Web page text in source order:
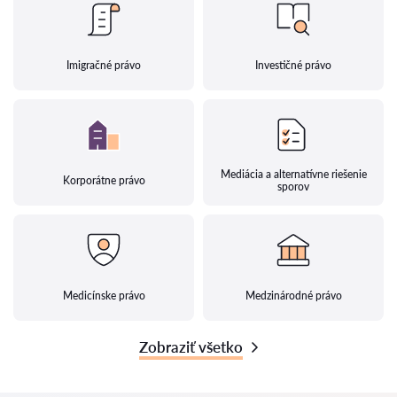
Imigračné právo Investičné právo
Korporátne právo
Mediácia a alternatívne riešenie
sporov
Medicínske právo Medzinárodné právo
Zobraziť všetko